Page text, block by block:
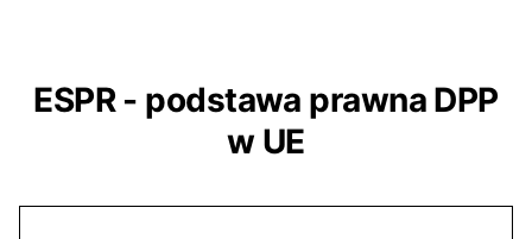
ESPR - podstawa prawna DPP
w UE